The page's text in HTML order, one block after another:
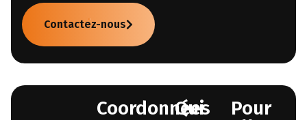
Contactez-nous
Coordonnées
Qui
Pour